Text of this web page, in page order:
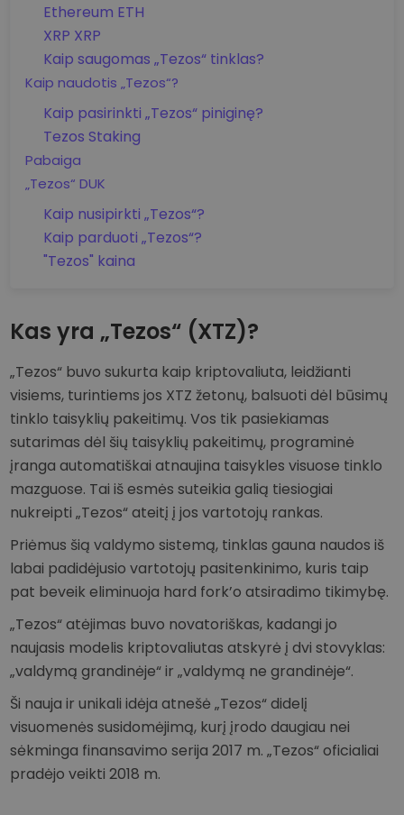
Ethereum ETH
XRP XRP
Kaip saugomas „Tezos“ tinklas?
Kaip naudotis „Tezos“?
Kaip pasirinkti „Tezos“ piniginę?
Tezos Staking
Pabaiga
„Tezos“ DUK
Kaip nusipirkti „Tezos“?
Kaip parduoti „Tezos“?
"Tezos" kaina
Kas yra „Tezos“ (XTZ)?
„Tezos“ buvo sukurta kaip kriptovaliuta, leidžianti
visiems, turintiems jos XTZ žetonų, balsuoti dėl būsimų
tinklo taisyklių pakeitimų. Vos tik pasiekiamas
sutarimas dėl šių taisyklių pakeitimų, programinė
įranga automatiškai atnaujina taisykles visuose tinklo
mazguose. Tai iš esmės suteikia galią tiesiogiai
nukreipti „Tezos“ ateitį į jos vartotojų rankas.
Priėmus šią valdymo sistemą, tinklas gauna naudos iš
labai padidėjusio vartotojų pasitenkinimo, kuris taip
pat beveik eliminuoja hard fork’o atsiradimo tikimybę.
„Tezos“ atėjimas buvo novatoriškas, kadangi jo
naujasis modelis kriptovaliutas atskyrė į dvi stovyklas:
„valdymą grandinėje“ ir „valdymą ne grandinėje“.
Ši nauja ir unikali idėja atnešė „Tezos“ didelį
visuomenės susidomėjimą, kurį įrodo daugiau nei
sėkminga finansavimo serija 2017 m. „Tezos“ oficialiai
pradėjo veikti 2018 m.